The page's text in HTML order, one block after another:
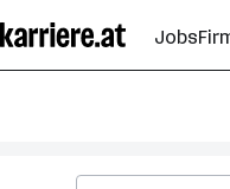
Seiteninhalt
springen
Jobs